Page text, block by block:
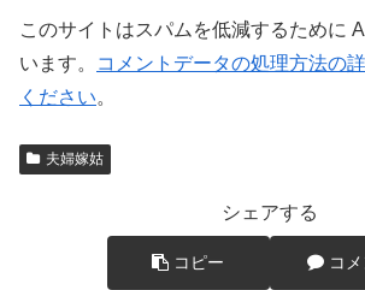
このサイトはスパムを低減するために
います。
コメントデータの処理方法の
ください。
夫婦嫁姑
シェアする
コピー コ